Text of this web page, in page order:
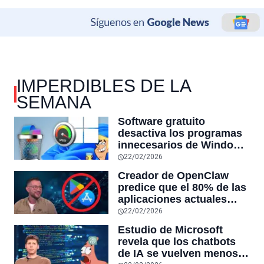
IMPERDIBLES DE LA
SEMANA
Software gratuito
desactiva los programas
innecesarios de Windows
11 y optimiza el PC,
reduciendo el uso de la
RAM y mucho más
22/02/2026
Creador de OpenClaw
predice que el 80% de las
aplicaciones actuales
desaparecerán en el
futuro: “Solo sobrevivirán
las aplicaciones con
sensores únicos o
conexiones especiales a
22/02/2026
Estudio de Microsoft
revela que los chatbots
de IA se vuelven menos